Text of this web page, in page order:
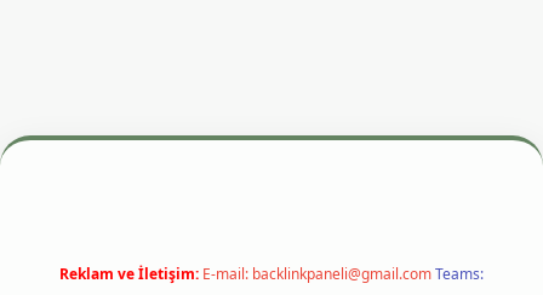
adresibetexper.xyzm elexbet
Reklam ve İletişim: E-mail: backlinkpaneli@gmail.comTeams: